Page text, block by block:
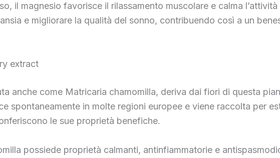
il magnesio favorisce il rilassamento muscolare e calma
e migliorare la qualità del sonno, contribuendo così a un
extract
anche come Matricaria chamomilla, deriva dai fiori di questa
spontaneamente in molte regioni europee e viene raccolta per
le sue proprietà benefiche.
possiede proprietà calmanti, antinfiammatorie e